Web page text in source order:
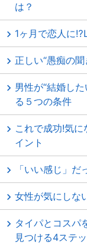
は？
1ヶ月で恋人に
正しい“愚痴の
男性が“結婚し
る５つの条件
これで成功!気
イント
「いい感じ」
女性が気にしな
タイパとコスパ
見つける4ステ